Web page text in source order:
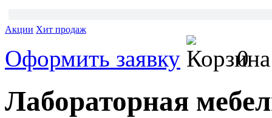
Акции Хит продаж
Оформить заявку 0
Лабораторная